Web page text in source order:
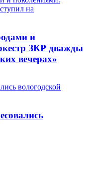
и
ЗКР дважды
вечерах»